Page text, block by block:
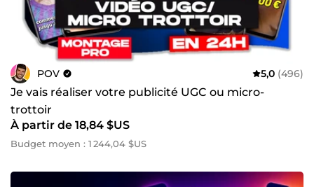
POV 5,0 (496)
Je vais réaliser votre publicité UGC ou micro-
trottoir
À partir de 18,84 $US
Budget moyen : 1 244,04 $US